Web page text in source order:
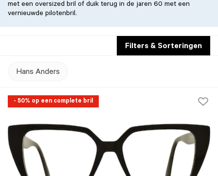
met een oversized bril of duik terug in de jaren 60 met een
vernieuwde pilotenbril.
Filters & Sorteringen
Hans Anders
- 50% op een complete bril